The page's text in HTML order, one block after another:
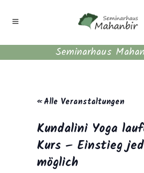
Seminarhaus
« Alle Veranstaltungen
Kundalini Yoga
Kurs – Einstieg
möglich